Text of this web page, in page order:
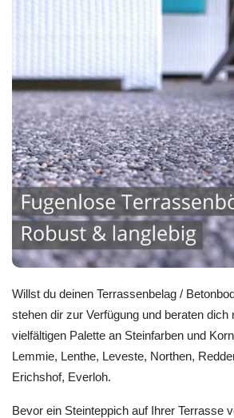
Willst du deinen Terrassenbelag /
stehen dir zur Verfügung und beraten dich
vielfältigen Palette an Steinfarben und
Lemmie, Lenthe, Leveste, Northen,
Erichshof, Everloh.
Bevor ein Steinteppich auf Ihrer Terrasse